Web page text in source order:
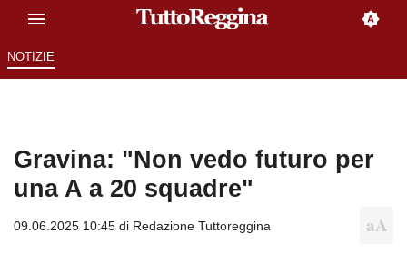
NOTIZIE
Gravina: "Non vedo futuro per
una A a 20 squadre"
09.06.2025 10:45 di Redazione Tuttoreggina